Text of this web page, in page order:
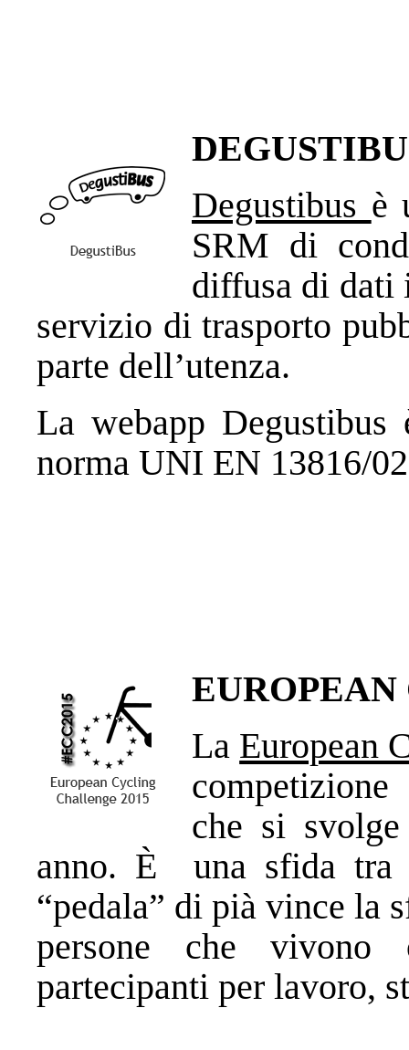
Degustibus è
SRM di
diffusa di dati
servizio di trasporto
parte dell’utenza.
La webapp
norma UNI EN 13816/
E
La European
che si
anno. È una sfida tra
“pedala” di pià vince la
persone che
partecipanti per lavoro,